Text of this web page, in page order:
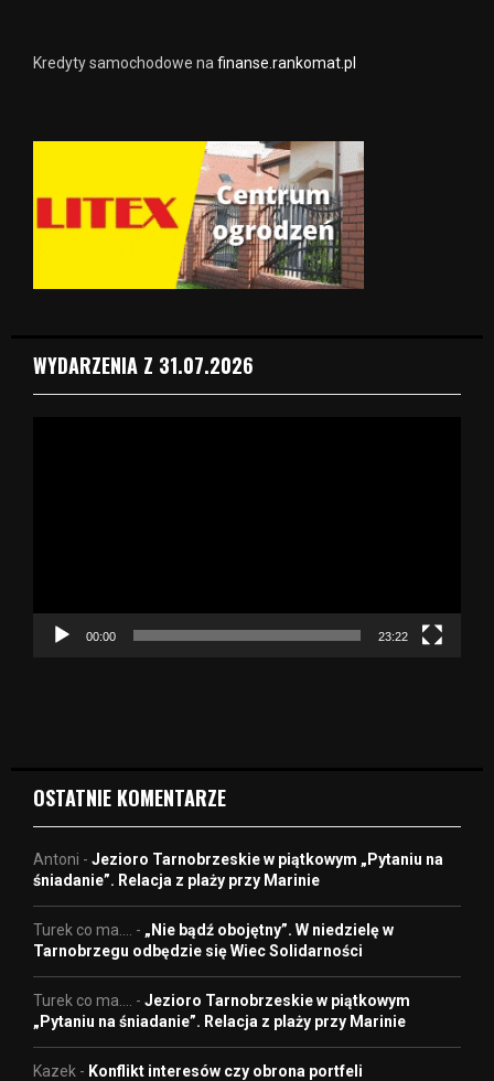
Kredyty samochodowe nafinanse.rankomat.pl
WYDARZENIA Z 31.07.2026
c
00:00 23:22
OSTATNIE KOMENTARZE
Antoni - Jezioro Tarnobrzeskie w piątkowym „Pytaniu na
śniadanie”. Relacja z plaży przy Marinie
Turek co ma.... - „Nie bądź obojętny”. W niedzielę w
Tarnobrzegu odbędzie się Wiec Solidarności
Turek co ma.... - Jezioro Tarnobrzeskie w piątkowym
„Pytaniu na śniadanie”. Relacja z plaży przy Marinie
Kazek - Konflikt interesów czy obrona portfeli